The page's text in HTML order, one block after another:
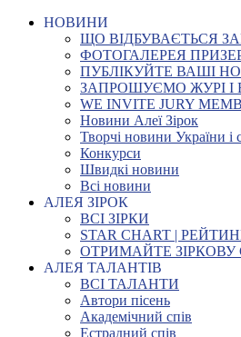
НОВИНИ
ЩО ВІДБУВАЄТЬСЯ
ФОТОГАЛЕРЕЯ
ПУБЛІКУЙТЕ ВАШІ
ЗАПРОШУЄМО ЖУРІ І
WE INVITE JURY
Новини Алеї Зірок
Творчі новини України і
Конкурси
Швидкі новини
Всі новини
АЛЕЯ ЗІРОК
ВСІ ЗІРКИ
STAR CHART |
ОТРИМАЙТЕ ЗІРКОВУ
АЛЕЯ ТАЛАНТІВ
ВСІ ТАЛАНТИ
Автори пісень
Академічний спів
Естрадний спів